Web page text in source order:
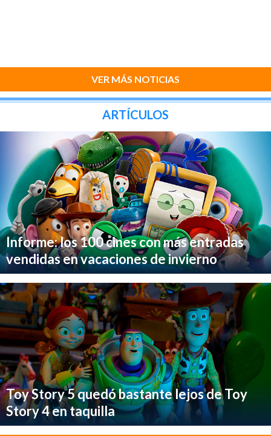
VER MÁS NOTICIAS
ARTÍCULOS
Informe: los 100 cines con más entradas
vendidas en vacaciones de invierno
Toy Story 5 quedó bastante lejos de Toy
Story 4 en taquilla